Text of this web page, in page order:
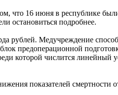
16 июня в республике
остановиться подробнее.
рублей. Медучреждение
предоперационной
числится линейный
показателей смертности